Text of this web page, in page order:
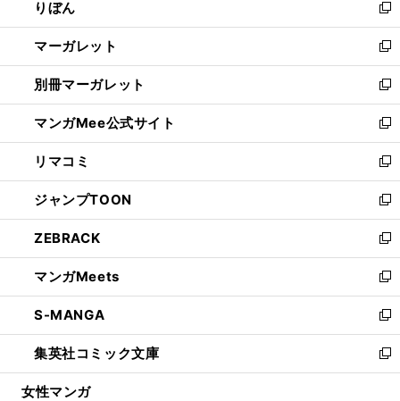
く
で
開
く
ド
ウ
で
開
く
ィ
ン
ド
ウ
で
開
く
りぼん
新
し
い
ウ
ィ
ン
ド
ウ
で
開
く
マーガレット
新
し
い
ウ
ィ
ン
ド
ウ
で
開
く
別冊マーガレット
新
し
い
ウ
ィ
ン
ド
ウ
で
開
く
マンガMee公式サイト
新
し
い
ウ
ィ
ン
ド
ウ
で
開
く
リマコミ
新
し
い
ウ
ィ
ン
ド
ウ
で
開
く
ジャンプTOON
新
し
い
ウ
ィ
ン
ド
ウ
で
開
ZEBRACK
新
し
い
ウ
ィ
ン
ド
ウ
マンガMeets
新
し
い
ウ
ィ
ン
S-MANGA
新
し
い
ウ
集英社コミック文庫
新
し
女性マンガ